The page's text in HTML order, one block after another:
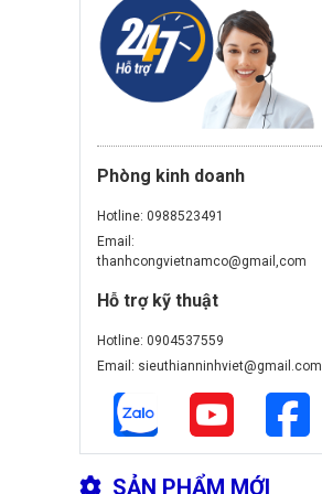
Phòng kinh doanh
Hotline: 0988523491
Email:
thanhcongvietnamco@gmail,com
Hỗ trợ kỹ thuật
Hotline: 0904537559
Email: sieuthianninhviet@gmail.com
SẢN PHẨM MỚI